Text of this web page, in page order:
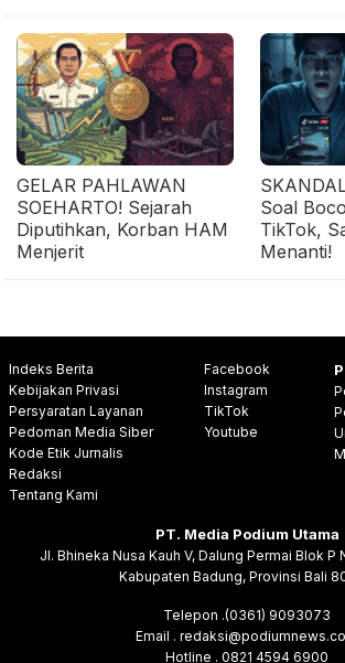
GELAR PAHLAWAN
SOEHARTO! Sejarah
Diputihkan, Korban HAM
Menjerit
Soal
TikTok,
Menanti!
Indeks Berita
Kebijakan Privasi
Persyaratan Layanan
Pedoman Media Siber
Kode Etik Jurnalis
Redaksi
Tentang Kami
Facebook
Instagram
TikTok
Youtube
PT. Media Podium Utama
Jl. Bhineka Nusa Kauh V, Dalung Permai Blok P
Kabupaten Badung, Provinsi Bali
Telepon .(0361) 9093073
Email .
Hotline . 0821 4594 6900